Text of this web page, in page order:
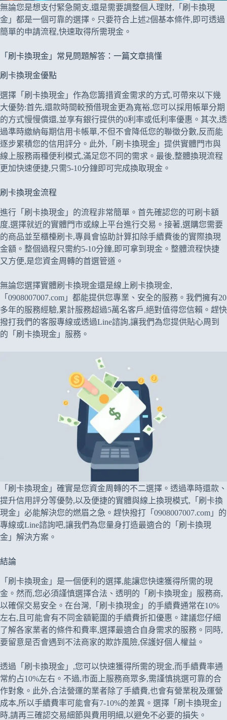
無論您是想支付緊急開支,還是需要調整個人理財,「刷卡換現
金」都是一個可靠的選擇。只要符合上述2個基本條件,即可透過
簡單的申請流程,快速取得所需現金。
「刷卡換現金」常見問題解答：一篇文章搞懂
刷卡換現金優點
選擇「刷卡換現金」作為您籌措資金需求的方式,可帶來以下幾
大優勢:首先,還款時間較預借現金更為寬裕,您可以採用帳單分期
的方式慢慢償還,並享有銀行提供的0利率或低利率優惠。其次,透
過準時繳納每期信用卡帳單,不但不會降低您的聯徵分數,反而能
逐步累積您的信用評分。此外,「刷卡換現金」提供實體門市與
線上服務兩種便利模式,滿足您不同的需求。最後,整體換現流程
更加快速便捷,只需5-10分鐘即可完成換取現金。
刷卡換現金流程
進行「刷卡換現金」的流程非常簡單。首先確認您的可刷卡額
度,選擇就近的實體門市或線上平台進行交易。接著,選購您需要
的商品並至櫃檯刷卡,專員會協助計算扣除手續費後的實際換現
金額。整個過程只需約5-10分鐘,即可拿到現金。整體流程快捷
又方便,是您資金周轉的首選管道。
無論您選擇實體刷卡換現金還是線上刷卡換現金,
「0908007007.com」都能提供您專業、安全的服務。我們擁有20
多年的服務經驗,累計服務超過5萬名客戶,絕對值得您信賴。趕快
撥打我們的客服專線或透過Line諮詢,讓我們為您提供貼心周到
的「刷卡換現金」服務。
「刷卡換現金」確實是您資金周轉的不二選擇。透過準時還款、
提升信用評分等優勢,以及便捷的實體與線上換現模式,「刷卡換
現金」必能解決您的燃眉之急。趕快撥打「0908007007.com」的
專線或Line諮詢吧,讓我們為您量身打造最適合的「刷卡換現
金」解決方案。
結論
「刷卡換現金」是一個便利的選擇,能讓您快速獲得所需的現
金。然而,您必須謹慎選擇合法、透明的「刷卡換現金」服務商,
以確保交易安全。在台灣,「刷卡換現金」的手續費通常在10%
左右,且可能會有不同金額範圍的手續費折扣優惠。建議您仔細
了解各家業者的條件和費率,選擇最適合自身需求的服務。同時,
要留意是否會遇到不法商家的欺詐風險,保護好個人權益。
透過「刷卡換現金」,您可以快速獲得所需的現金,而手續費率通
常約占10%左右。不過,市面上服務商眾多,需謹慎挑選可靠的合
作對象。此外,合法營運的業者除了手續費,也會有營業稅及運營
成本,所以手續費率可能會有7-10%的差異。選擇「刷卡換現金」
時,請再三確認交易細節與費用明細,以避免不必要的損失。